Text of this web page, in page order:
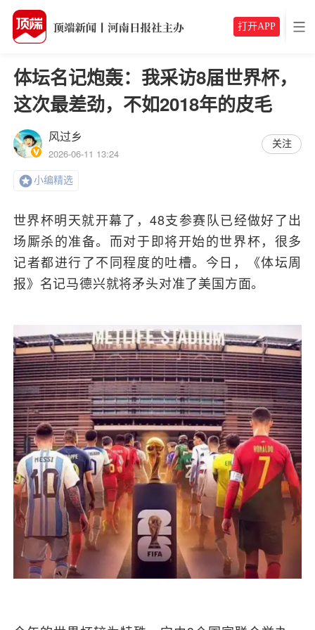
打开APP
体坛名记炮轰：我采访8届世界杯，
这次最差劲，不如2018年的皮毛
风过乡
2026-06-11 13:24
关注
小编精选
世界杯明天就开幕了，48支参赛队已经做好了出
场厮杀的准备。而对于即将开始的世界杯，很多
记者都进行了不同程度的吐槽。今日，《体坛周
报》名记马德兴就将矛头对准了美国方面。